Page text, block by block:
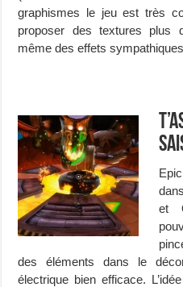
graphismes le jeu est très
proposer des textures plus
même des effets
et
des éléments dans le
électrique bien efficace.